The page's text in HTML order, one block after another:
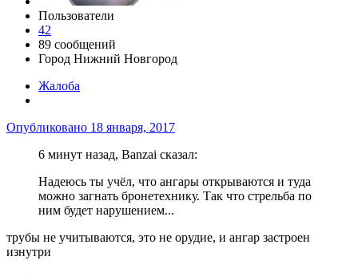
Пользователи
42
89 сообщений
Город Нижний Новгород
Жалоба
Опубликовано 18 января, 2017
6 минут назад, Banzai сказал:
Надеюсь ты учёл, что ангары открываются и туда
можно загнать бронетехнику. Так что стрельба по
ним будет нарушением...
трубы не учитываются, это не орудие, и ангар застроен
изнутри